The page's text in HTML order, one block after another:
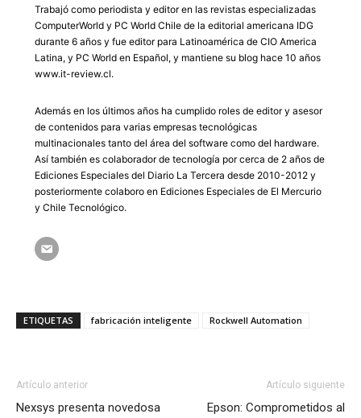
Trabajó como periodista y editor en las revistas especializadas
ComputerWorld y PC World Chile de la editorial americana IDG
durante 6 años y fue editor para Latinoamérica de CIO America
Latina, y PC World en Español, y mantiene su blog hace 10 años
www.it-review.cl.
Además en los últimos años ha cumplido roles de editor y asesor
de contenidos para varias empresas tecnológicas
multinacionales tanto del área del software como del hardware.
Así también es colaborador de tecnología por cerca de 2 años de
Ediciones Especiales del Diario La Tercera desde 2010-2012 y
posteriormente colaboro en Ediciones Especiales de El Mercurio
y Chile Tecnológico.
ETIQUETAS fabricación inteligente Rockwell Automation
Artículo anterior
Nexsys presenta novedosa
Artículo siguiente
Epson: Comprometidos al